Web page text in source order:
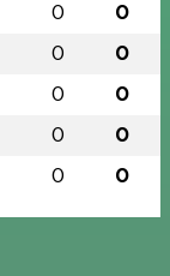
0 0
0 0
0 0
0 0
0 0